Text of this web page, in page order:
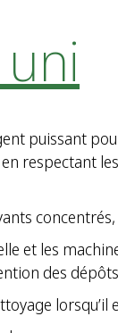
uni
puissant
respectant
et les
des
lorsqu’il